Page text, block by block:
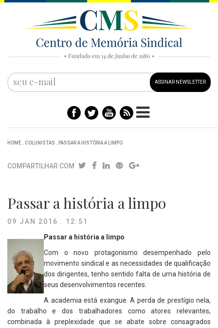
ASSINAR NEWSLETTER
HOME COLUNISTAS PASSAR A HISTÓRIA A LIMPO
COMPARTILHAR COM
Passar a história a limpo
09 JAN 2016 . 12:51
Passar a história a limpo
Com o novo protagonismo desempenhado pelo
movimento sindical e as necessidades de qualificação
dos dirigentes, tenho sentido falta de uma história de
seus desenvolvimentos recentes.
A academia está exangue. A perda de prestígio nela,
do trabalho e dos trabalhadores como atores relevantes,
combinada à preplexidade que se abate sobre consagrados